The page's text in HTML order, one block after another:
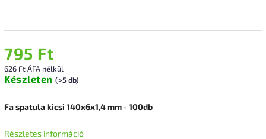
795 Ft
626 Ft ÁFA nélkül
Készleten (>5 db)
Fa spatula kicsi 140x6x1,4 mm - 100db
Részletes információ